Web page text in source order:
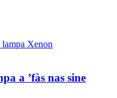
a ’fàs nas sine